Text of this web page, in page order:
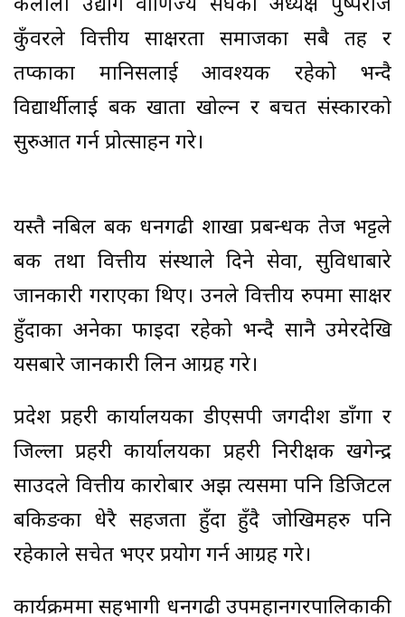
कैलाली उद्योग वाणिज्य संघका अध्यक्ष पुष्पराज
कुँवरले वित्तीय साक्षरता समाजका सबै तह र
तप्काका मानिसलाई आवश्यक रहेको भन्दै
विद्यार्थीलाई बैंक खाता खोल्न र बचत संस्कारको
सुरुआत गर्न प्रोत्साहन गरे।
यस्तै नबिल बैंक धनगढी शाखा प्रबन्धक तेज भट्टले
बैंक तथा वित्तीय संस्थाले दिने सेवा, सुविधाबारे
जानकारी गराएका थिए। उनले वित्तीय रुपमा साक्षर
हुँदाका अनेकौं फाइदा रहेको भन्दै सानै उमेरदेखि
यसबारे जानकारी लिन आग्रह गरे।
प्रदेश प्रहरी कार्यालयका डीएसपी जगदीश डाँगा र
जिल्ला प्रहरी कार्यालयका प्रहरी निरीक्षक खगेन्द्र
साउदले वित्तीय कारोबार अझ त्यसमा पनि डिजिटल
बैंकिङका धेरै सहजता हुँदा हुँदै जोखिमहरु पनि
रहेकाले सचेत भएर प्रयोग गर्न आग्रह गरे।
कार्यक्रममा सहभागी धनगढी उपमहानगरपालिकाकी